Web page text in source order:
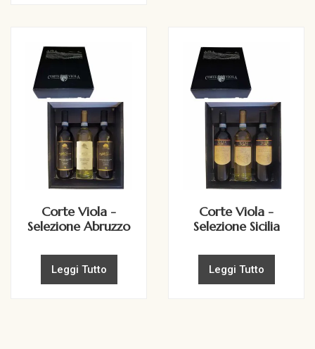
Corte Viola -
Selezione Abruzzo
Leggi Tutto
Corte Viola -
Selezione Sicilia
Leggi Tutto